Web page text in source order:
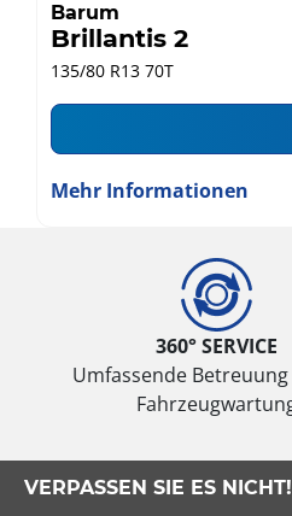
Barum
Brillantis 2
135/80 R13 70T
Mehr Informationen
360° SERVICE
Umfassende
VERPASSEN SIE ES NICHT!